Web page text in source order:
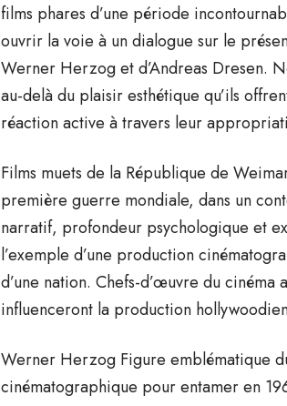
films phares d’une période
ouvrir la voie à un dialogue sur le
Werner Herzog et d’Andreas Dresen.
au-delà du plaisir esthétique qu’ils
réaction active à travers leur
Films muets de la République de
première guerre mondiale, dans un
narratif, profondeur psychologique et
l’exemple d’une production
d’une nation. Chefs-d’œuvre du
influenceront la production
Werner Herzog Figure emblématique
cinématographique pour entamer en